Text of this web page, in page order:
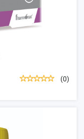
(0)